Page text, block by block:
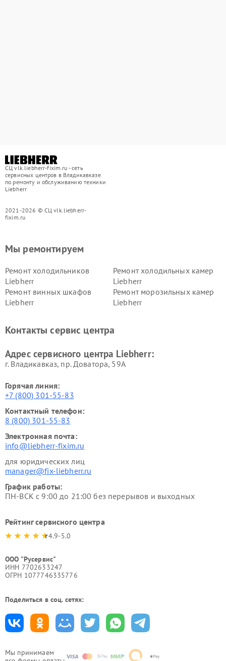
СЦ vlk.liebherr-fixim.ru - сеть
сервисных центров в Владикавказе
по ремонту и обслуживанию техники
Liebherr
2021-2026 © СЦ vlk.liebherr-
fixim.ru
Мы принимаем
Мы ремонтируем
Ремонт холодильников
Liebherr
Ремонт холодильных камер
Liebherr
Ремонт винных шкафов
Liebherr
Ремонт морозильных камер
Liebherr
Контакты сервис центра
Адрес сервисного центра Liebherr:
г. Владикавказ, пр. Доватора, 59А
Горячая линия:
+7 (800) 301-55-83
Контактный телефон:
8 (800) 301-55-83
Электронная почта:
info@liebherr-fixim.ru
для юридических лиц
manager@fix-liebherr.ru
График работы:
ПН-ВСК с 9:00 до 21:00 без перерывов и выходных
Рейтинг сервисного центра
4.9-5.0
ООО "Русервис"
ИНН 7702633247
ОГРН 1077746335776
Поделиться в соц. сетях: